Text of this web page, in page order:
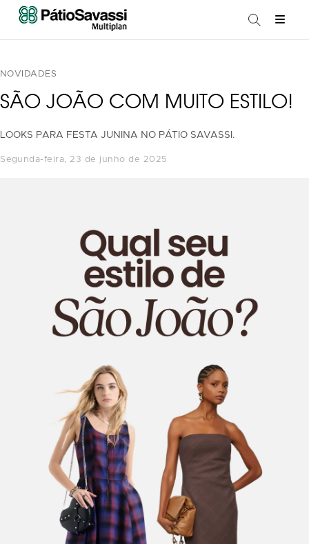
NOVIDADES
SÃO JOÃO COM MUITO ESTILO!
LOOKS PARA FESTA JUNINA NO PÁTIO SAVASSI.
segunda-feira, 23 de junho de 2025